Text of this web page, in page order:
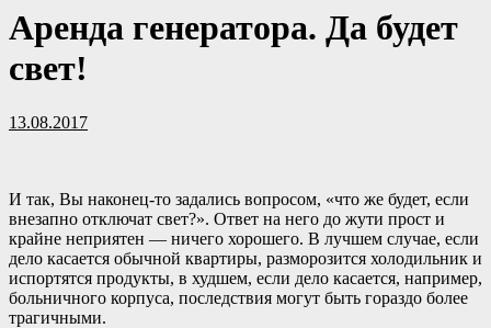
Аренда генератора. Да будет
свет!
13.08.2017
И так, Вы наконец-то задались вопросом, «что же будет, если
внезапно отключат свет?». Ответ на него до жути прост и
крайне неприятен — ничего хорошего. В лучшем случае, если
дело касается обычной квартиры, разморозится холодильник и
испортятся продукты, в худшем, если дело касается, например,
больничного корпуса, последствия могут быть гораздо более
трагичными.